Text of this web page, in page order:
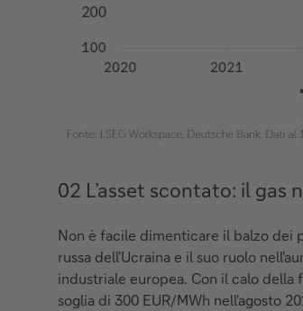
02 L’asset scontato: il gas
Non è facile dimenticare il balzo dei
russa dell'Ucraina e il suo ruolo
industriale europea. Con il calo
soglia di 300 EUR/MWh nell'agosto